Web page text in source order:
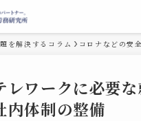
を解決するコラム コロナなどの安
レワークに必要
内体制の整備